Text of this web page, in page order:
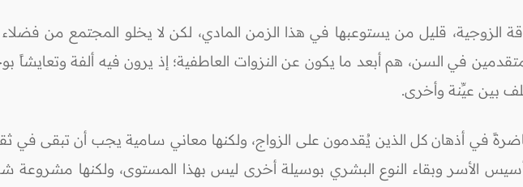
الزوجية، قليل من يستوعبها في هذا الزمن المادي، لكن لا يخلو المجتمع من
في السن، هم أبعد ما يكون عن النزوات العاطفية؛ إذ يرون فيه ألفة
بين عيِّنة وأخرى.
في أذهان كل الذين يُقدمون على الزواج، ولكنها معاني سامية يجب أن تبقى في
الأسر وبقاء النوع البشري بوسيلة أخرى ليس بهذا المستوى، ولكنها مشروعة